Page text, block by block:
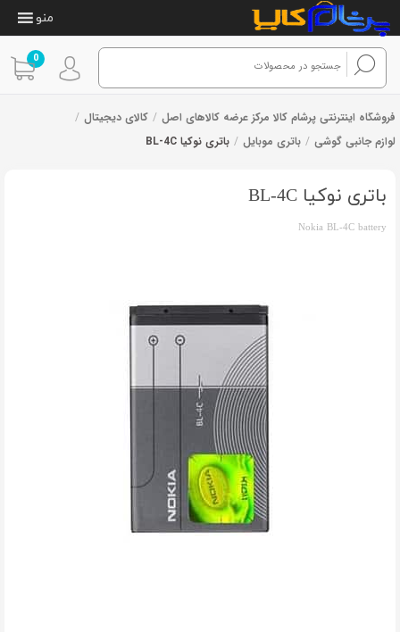
0
منو
فروشگاه اینترنتی پرشام کالا مرکز عرضه کالاهای اصل / کالای دیجیتال /
لوازم جانبی گوشی / باتری موبایل / باتری نوکیا BL-4C
باتری نوکیا BL-4C
Nokia BL-4C battery